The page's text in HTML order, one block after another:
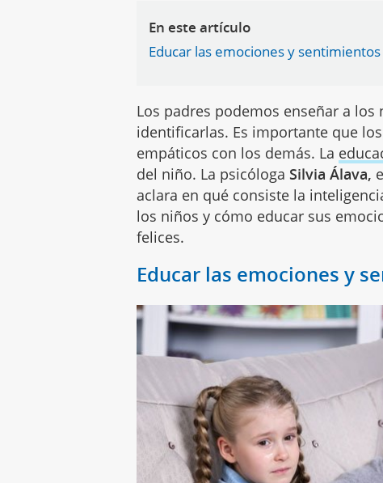
En este artículo
Educar las emociones y
Los padres podemos enseñar a
identificarlas. Es importante que
empáticos con los demás. La
del niño. La psicólogaSilvia Álava,
aclara en qué consiste la
los niños y cómo educar sus
felices.
Educar las emociones y